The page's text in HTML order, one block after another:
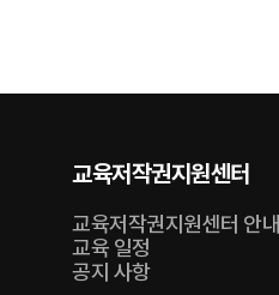
교육저작권지원센터
교육저작권지원센터 안내
교육 일정
공지 사항